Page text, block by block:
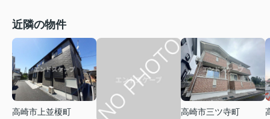
近隣の物件
高崎市上並榎町
高崎市三ツ寺町